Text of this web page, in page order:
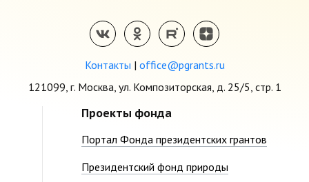
Контакты | office@pgrants.ru
121099, г. Москва, ул. Композиторская, д. 25/5, стр. 1
Проекты фонда
Портал Фонда президентских грантов
Президентский фонд природы